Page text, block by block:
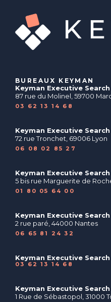
BUREAUX KEYMAN
Keyman Executive
87 rue du Molinel, 59700
03 62 13 14 68
Keyman Executive
72 rue Tronchet, 69006 Lyon
06 08 02 85 27
Keyman Executive
5 bis rue Marguerite de
01 80 05 64 00
Keyman Executive
2 rue paré, 44000 Nantes
06 65 81 24 32
Keyman Executive
03 62 13 14 68
Keyman Executive
1 Rue de Sébastopol, 31000